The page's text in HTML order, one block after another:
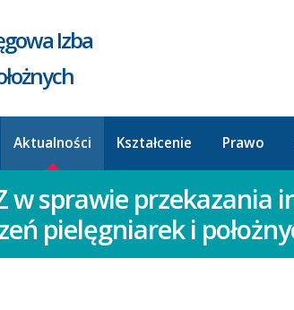
Izba
Aktualności Kształcenie Prawo
w sprawie
pielęgniarek i